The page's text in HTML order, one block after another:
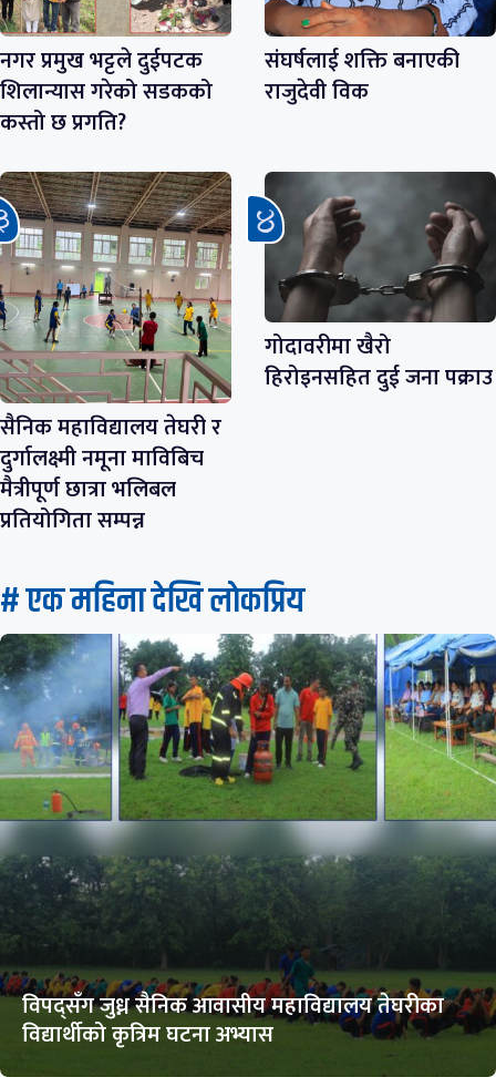
नगर प्रमुख भट्टले दुईपटक
शिलान्यास गरेको सडकको
कस्तो छ प्रगति?
संघर्षलाई शक्ति बनाएकी
राजुदेवी विक
सैनिक महाविद्यालय तेघरी र
दुर्गालक्ष्मी नमूना माविबिच
मैत्रीपूर्ण छात्रा भलिबल
प्रतियोगिता सम्पन्न
गोदावरीमा खैरो
हिरोइनसहित दुई जना पक्राउ
# एक महिना देखि लाेकप्रिय
विपद्सँग जुध्न सैनिक आवासीय महाविद्यालय तेघरीका
विद्यार्थीको कृत्रिम घटना अभ्यास